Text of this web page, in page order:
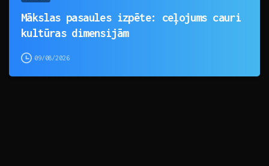
Mākslas pasaules izpēte: ceļojums cauri
kultūras dimensijām
09/08/2026